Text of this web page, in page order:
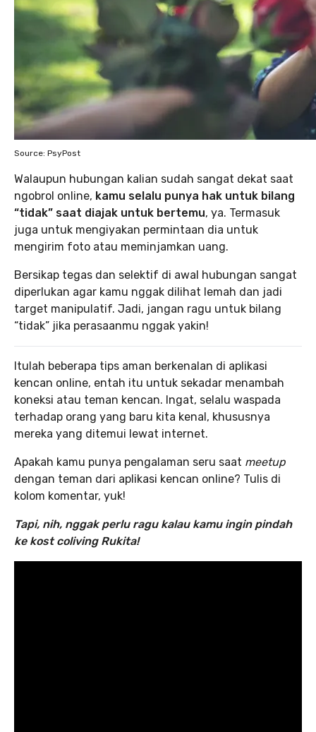
Source: PsyPost
Walaupun hubungan kalian sudah sangat dekat saat
ngobrol online, kamu selalu punya hak untuk bilang
“tidak” saat diajak untuk bertemu, ya. Termasuk
juga untuk mengiyakan permintaan dia untuk
mengirim foto atau meminjamkan uang.
Bersikap tegas dan selektif di awal hubungan sangat
diperlukan agar kamu nggak dilihat lemah dan jadi
target manipulatif. Jadi, jangan ragu untuk bilang
“tidak” jika perasaanmu nggak yakin!
Itulah beberapa tips aman berkenalan di aplikasi
kencan online, entah itu untuk sekadar menambah
koneksi atau teman kencan. Ingat, selalu waspada
terhadap orang yang baru kita kenal, khususnya
mereka yang ditemui lewat internet.
Apakah kamu punya pengalaman seru saat meetup
dengan teman dari aplikasi kencan online? Tulis di
kolom komentar, yuk!
Tapi, nih, nggak perlu ragu kalau kamu ingin pindah
ke kost coliving Rukita!